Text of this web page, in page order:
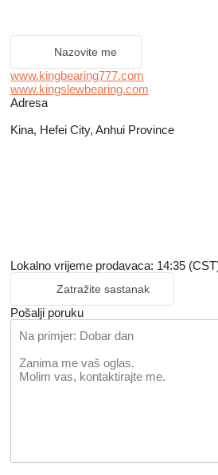
Nazovite me
www.kingbearing777.com
www.kingslewbearing.com
Adresa
Kina, Hefei City, Anhui Province
Lokalno vrijeme prodavaca: 14:35
Zatražite sastanak
Pošalji poruku